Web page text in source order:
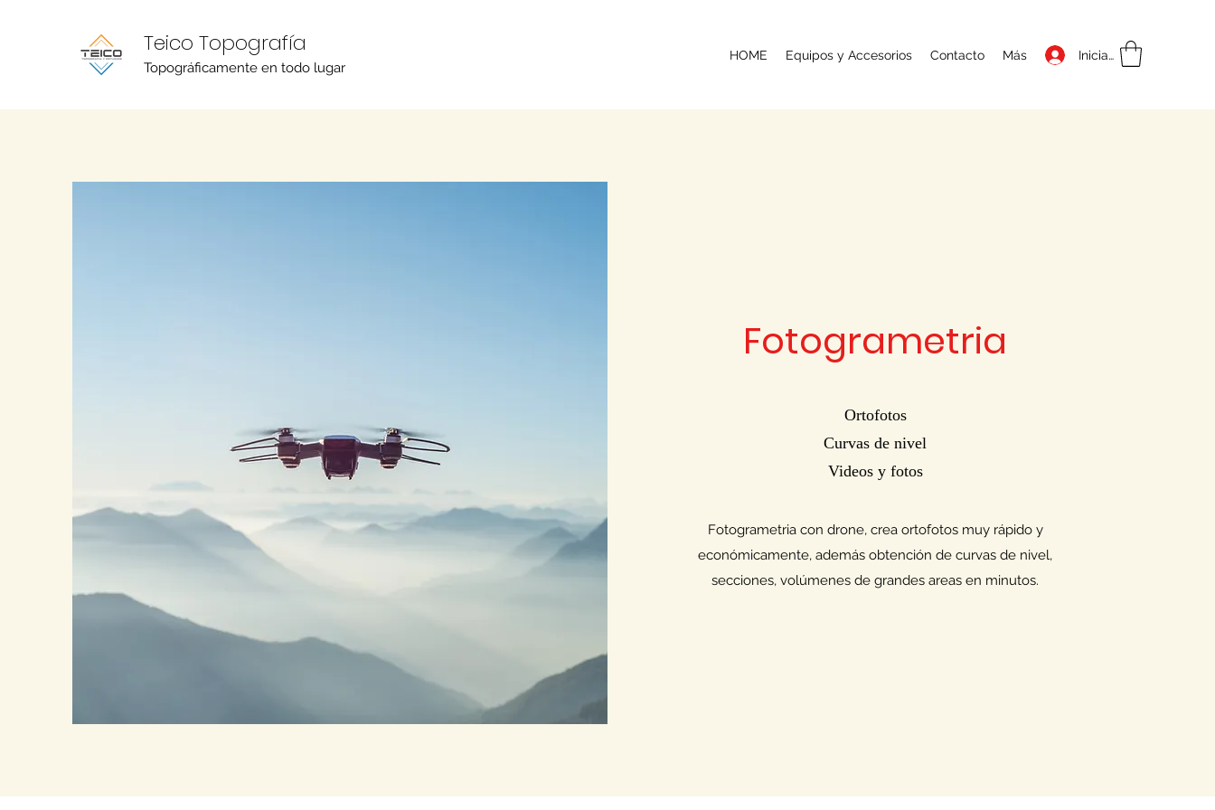
Teico Topografía
Topográficamente en todo lugar
HOME Equipos y Accesorios Contacto Más Iniciar sesión
Fotogrametria
Ortofotos
Curvas de nivel
Videos y fotos
Fotogrametria con drone, crea ortofotos muy rápido y
económicamente, además obtención de curvas de nivel,
secciones, volúmenes de grandes areas en minutos.